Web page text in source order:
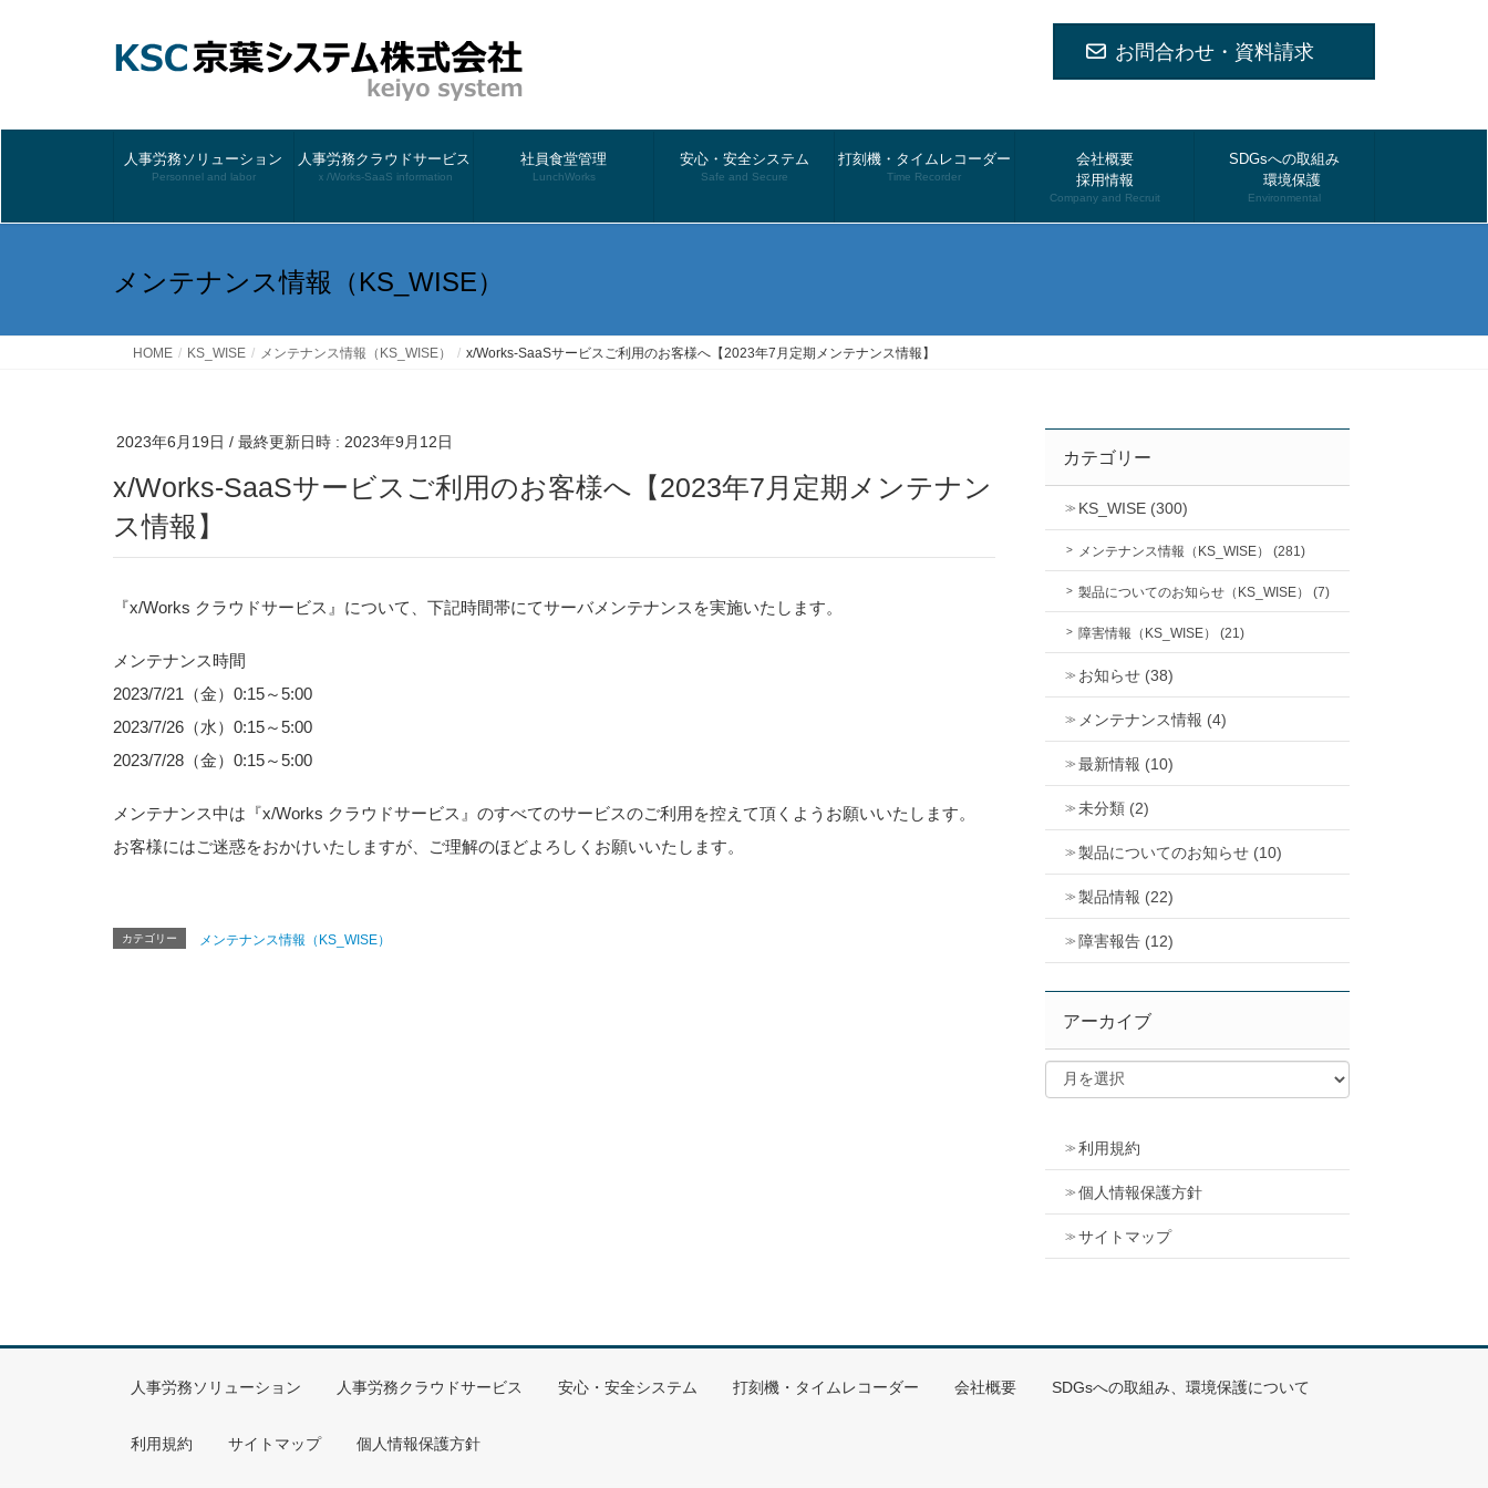
お問合わせ・資料請求
人事労務ソリューション
Personnel and labor
人事労務クラウドサービス
ｘ/Works-SaaS information
社員食堂管理
LunchWorks
安心・安全システム
Safe and Secure
打刻機・タイムレコーダー
Time Recorder
会社概要
採用情報
Company and Recruit
SDGsへの取組み
環境保護
Environmental
メンテナンス情報（KS_WISE）
HOME KS_WISE メンテナンス情報（KS_WISE） x/Works-SaaSサービスご利用のお客様へ【2023年7月定期メンテナンス情報】
2023年6月19日 / 最終更新日時 : 2023年9月12日
x/Works-SaaSサービスご利用のお客様へ【2023年7月定期メンテナン
ス情報】
『x/Works クラウドサービス』について、下記時間帯にてサーバメンテナンスを実施いたします。
メンテナンス時間
2023/7/21（金）0:15～5:00
2023/7/26（水）0:15～5:00
2023/7/28（金）0:15～5:00
メンテナンス中は『x/Works クラウドサービス』のすべてのサービスのご利用を控えて頂くようお願いいたします。
お客様にはご迷惑をおかけいたしますが、ご理解のほどよろしくお願いいたします。
カテゴリー メンテナンス情報（KS_WISE）
カテゴリー
KS_WISE (300)
メンテナンス情報（KS_WISE） (281)
製品についてのお知らせ（KS_WISE） (7)
障害情報（KS_WISE） (21)
お知らせ (38)
メンテナンス情報 (4)
最新情報 (10)
未分類 (2)
製品についてのお知らせ (10)
製品情報 (22)
障害報告 (12)
アーカイブ
利用規約
個人情報保護方針
サイトマップ
人事労務ソリューション 人事労務クラウドサービス 安心・安全システム 打刻機・タイムレコーダー 会社概要 SDGsへの取組み、環境保護について
利用規約 サイトマップ 個人情報保護方針